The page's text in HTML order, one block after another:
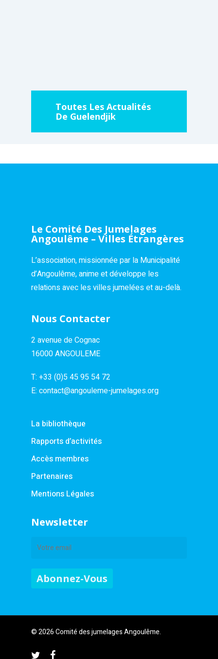
Toutes Les Actualités
De Guelendjik
Le Comité Des Jumelages
Angoulême – Villes Étrangères
L’association, missionnée par la Municipalité
d’Angoulême, anime et développe les
relations avec les villes jumelées et au-delà.
Nous Contacter
2 avenue de Cognac
16000 ANGOULEME
T: +33 (0)5 45 95 54 72
E: contact@angouleme-jumelages.org
La bibliothèque
Rapports d’activités
Accès membres
Partenaires
Mentions Légales
Newsletter
© 2026 Comité des jumelages Angoulême.
twitterfacebook